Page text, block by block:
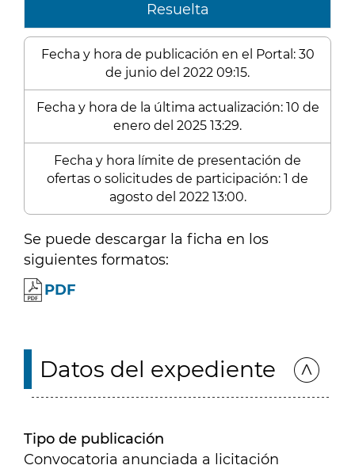
Resuelta
Fecha y hora de publicación en el Portal: 30
de junio del 2022 09:15.
Fecha y hora de la última actualización: 10 de
enero del 2025 13:29.
Fecha y hora límite de presentación de
ofertas o solicitudes de participación: 1 de
agosto del 2022 13:00.
Se puede descargar la ficha en los
siguientes formatos:
PDF
Datos del expediente
Tipo de publicación
Convocatoria anunciada a licitación